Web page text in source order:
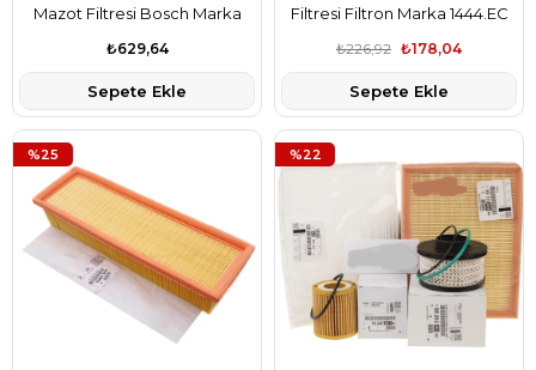
Mazot Filtresi Bosch Marka
1906.E6
₺629,64
Sepete Ekle
Filtresi Filtron Marka 1444.EC
₺178,04
₺226,92
Sepete Ekle
%25 %22